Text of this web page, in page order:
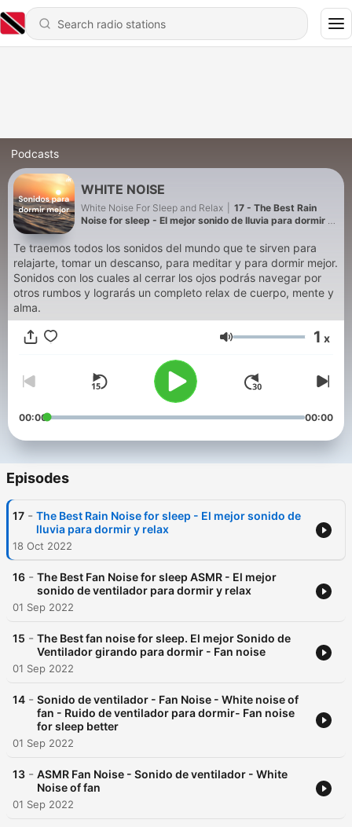
Podcasts
WHITE NOISE
White Noise For Sleep and Relax
17 - The Best Rain
Noise for sleep - El mejor sonido de lluvia para dormir y
Te traemos todos los sonidos del mundo que te sirven para
relajarte, tomar un descanso, para meditar y para dormir mejor.
Sonidos con los cuales al cerrar los ojos podrás navegar por
otros rumbos y lograrás un completo relax de cuerpo, mente y
alma.
Volume 1 x
00:00 00:00
Episodes
17 - The Best Rain Noise for sleep - El mejor sonido de
lluvia para dormir y relax
18 Oct 2022
16 - The Best Fan Noise for sleep ASMR - El mejor
sonido de ventilador para dormir y relax
01 Sep 2022
15 - The Best fan noise for sleep. El mejor Sonido de
Ventilador girando para dormir - Fan noise
01 Sep 2022
14 - Sonido de ventilador - Fan Noise - White noise of
fan - Ruido de ventilador para dormir- Fan noise
for sleep better
01 Sep 2022
13 - ASMR Fan Noise - Sonido de ventilador - White
Noise of fan
01 Sep 2022